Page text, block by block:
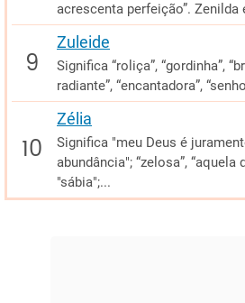
acrescenta perfeição”.
Zuleide
Significa “roliça”, “gordinha”,
radiante”, “encantadora”,
Zélia
Significa "meu Deus é
abundância"; “zelosa”, “aquela
"sábia";...